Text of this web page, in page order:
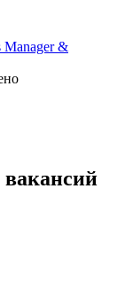
Manager &